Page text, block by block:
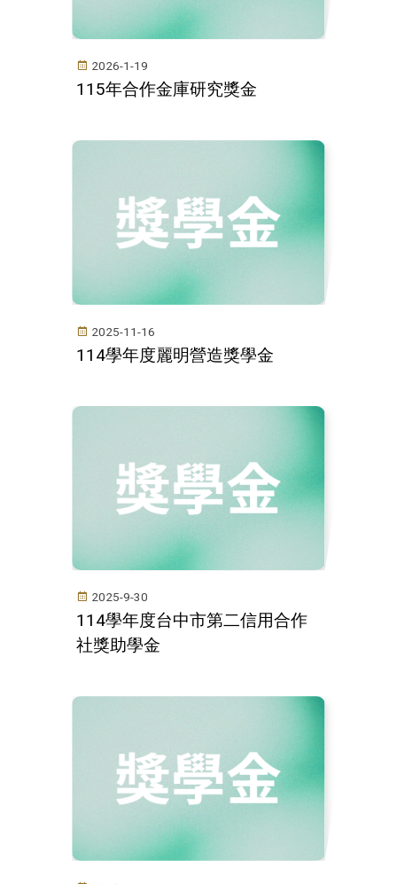
2026-1-19
115年合作金庫研究獎金
2025-11-16
114學年度麗明營造獎學金
2025-9-30
114學年度台中市第二信用合作
社獎助學金